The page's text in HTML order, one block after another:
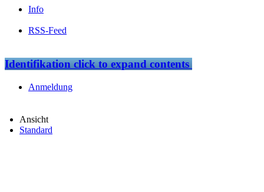
Info
RSS-Feed
Identifikationclick to expand contents
Anmeldung
Ansicht
Standard